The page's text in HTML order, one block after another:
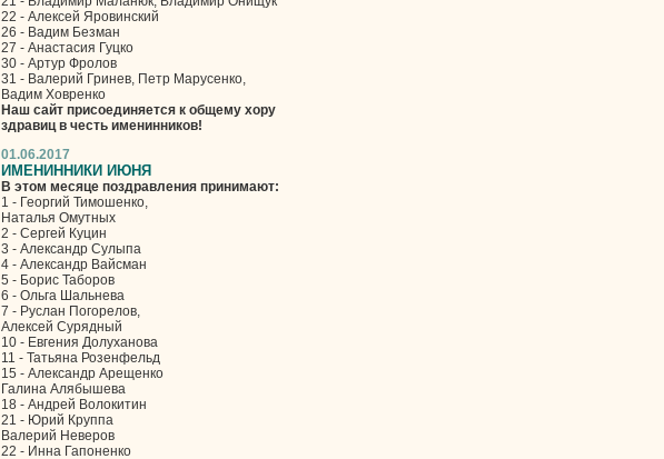
22 - Алексей Яровинский
26 - Вадим Безман
27 - Анастасия Гуцко
30 - Артур Фролов
31 - Валерий Гринев, Петр Марусенко,
Вадим Ховренко
Наш сайт присоединяется к общему хору
здравиц в честь именинников!
01.06.2017
ИМЕНИННИКИ ИЮНЯ
В этом месяце поздравления принимают:
1 - Георгий Тимошенко,
Наталья Омутных
2 - Сергей Куцин
3 - Александр Сулыпа
4 - Александр Вайсман
5 - Борис Таборов
6 - Ольга Шальнева
7 - Руслан Погорелов,
Алексей Сурядный
10 - Евгения Долуханова
11 - Татьяна Розенфельд
15 - Александр Арещенко
Галина Алябышева
18 - Андрей Волокитин
21 - Юрий Круппа
Валерий Неверов
22 - Инна Гапоненко